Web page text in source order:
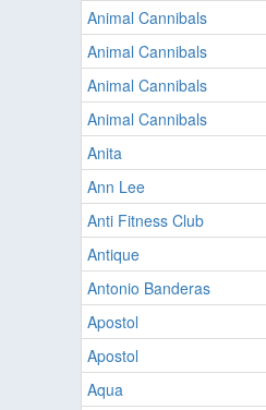
Animal Cannibals
Animal Cannibals
Animal Cannibals
Animal Cannibals
Anita
Ann Lee
Anti Fitness Club
Antique
Antonio Banderas
Apostol
Apostol
Aqua